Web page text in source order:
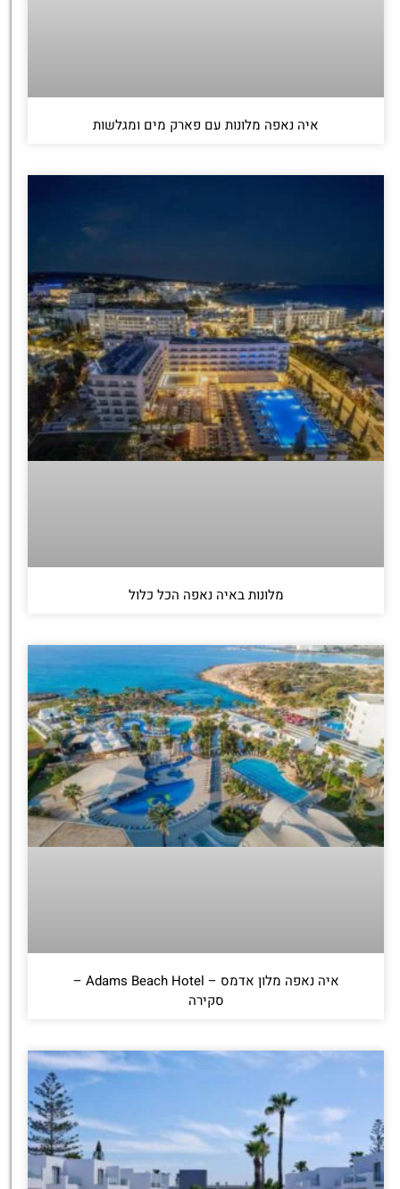
איה נאפה מלונות עם פארק מים ומגלשות
מלונות באיה נאפה הכל כלול
איה נאפה מלון אדמס – Adams Beach Hotel –
סקירה